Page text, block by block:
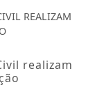
realizam